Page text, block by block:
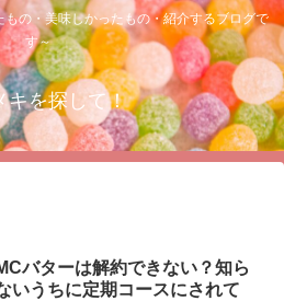
の・美味しかったもの・紹介するブログで
す～
キを探して！
バターは解約できない？知ら
いうちに定期コースにされて